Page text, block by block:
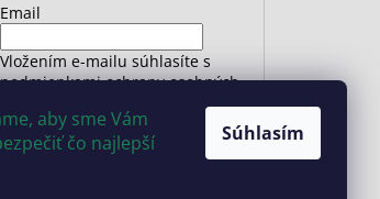
aby sme Vám
čo najlepší
Súhlasím
Email
Vložením e-mailu súhlasíte s
podmienkami ochrany osobných
PRIHLÁSIŤ SA